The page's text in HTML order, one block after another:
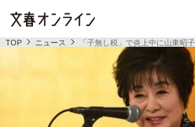
TOP ニュース 「子無し税」で炎上中に山東昭